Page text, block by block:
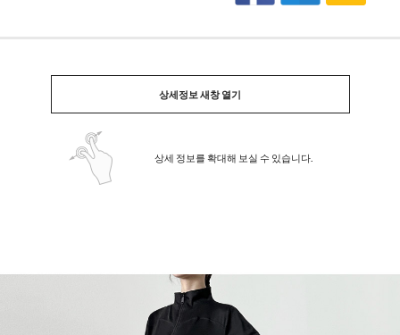
상세정보 새창 열기
상세 정보를 확대해 보실 수 있습니다.